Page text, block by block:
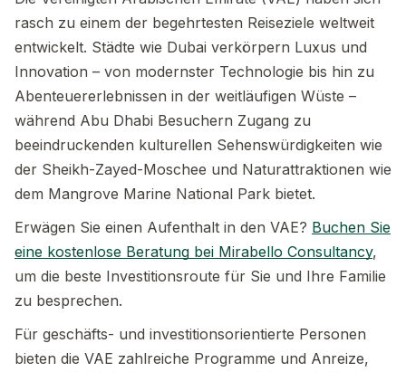
rasch zu einem der begehrtesten Reiseziele weltweit
entwickelt. Städte wie Dubai verkörpern Luxus und
Innovation – von modernster Technologie bis hin zu
Abenteuererlebnissen in der weitläufigen Wüste –
während Abu Dhabi Besuchern Zugang zu
beeindruckenden kulturellen Sehenswürdigkeiten wie
der Sheikh-Zayed-Moschee und Naturattraktionen wie
dem Mangrove Marine National Park bietet.
Erwägen Sie einen Aufenthalt in den VAE? Buchen Sie
eine kostenlose Beratung bei Mirabello Consultancy,
um die beste Investitionsroute für Sie und Ihre Familie
zu besprechen.
Für geschäfts- und investitionsorientierte Personen
bieten die VAE zahlreiche Programme und Anreize,